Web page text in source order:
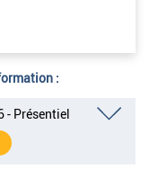
:
Présentiel